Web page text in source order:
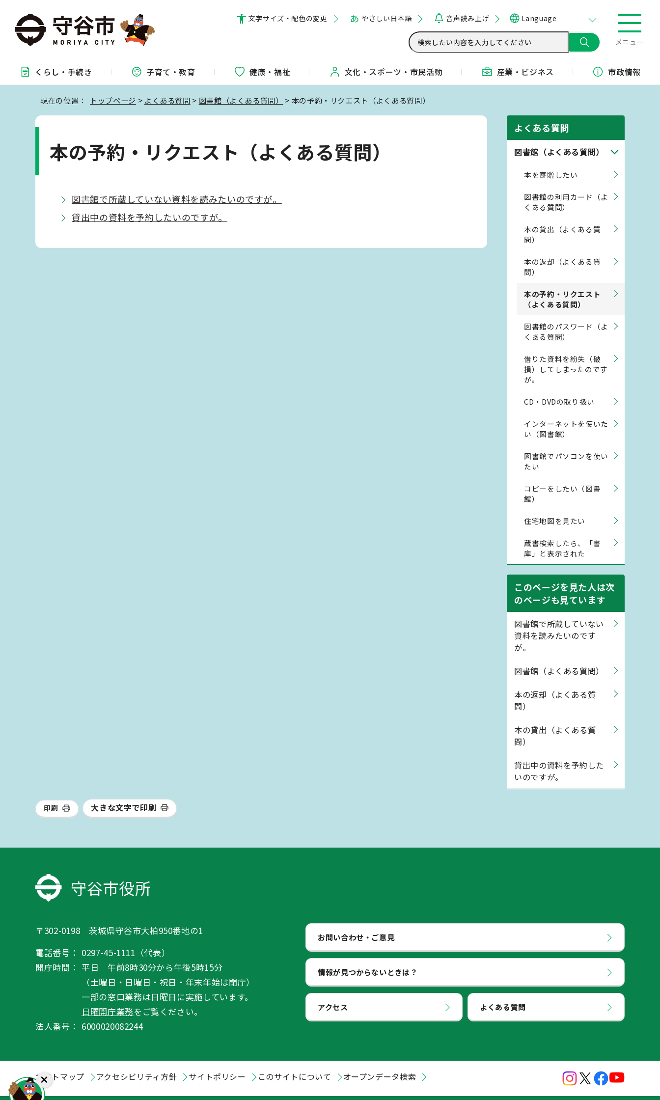
文字サイズ・配色の変更 やさしい日本語 音声読み上げ Language
メニュー
くらし・ 手続き 子育て・教育 健康・福祉 文化・ スポーツ・ 市民活動 産業・ ビジネス 市政情報
現在の位置： トップページ > よくある質問 > 図書館（よくある質問） > 本の予約・リクエスト（よくある質問）
本の予約・リクエスト（よくある質問）
図書館で所蔵していない資料を読みたいのですが。
貸出中の資料を予約したいのですが。
よくある質問
図書館（よくある質問）
本を寄贈したい
図書館の利用カード（よ
くある質問）
本の貸出（よくある質
問）
本の返却（よくある質
問）
本の予約・リクエスト
（よくある質問）
図書館のパスワード（よ
くある質問）
借りた資料を紛失（破
損）してしまったのです
が。
CD・DVDの取り扱い
インターネットを使いた
い（図書館）
図書館でパソコンを使い
たい
コピーをしたい（図書
館）
住宅地図を見たい
蔵書検索したら、「書
庫」と表示された
このページを見た人は次
のページも見ています
図書館で所蔵していない
資料を読みたいのです
が。
図書館（よくある質問）
本の返却（よくある質
問）
本の貸出（よくある質
問）
貸出中の資料を予約した
いのですが。
印刷 大きな文字で印刷
守谷市役所
〒302-0198 茨城県守谷市大柏950番地の1
電話番号： 0297-45-1111（代表）
開庁時間： 平日 午前8時30分から午後5時15分
（土曜日・日曜日・祝日・年末年始は閉庁）
一部の窓口業務は日曜日に実施しています。
日曜開庁業務をご覧ください。
法人番号： 6000020082244
お問い合わせ・ご意見
情報が見つからないときは？
アクセス よくある質問
サイトマップ アクセシビリティ方針 サイトポリシー このサイトについて オープンデータ検索